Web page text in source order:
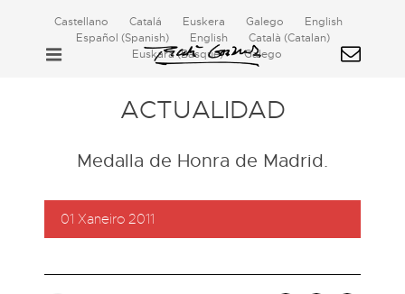
Castellano Catalá Euskera Galego
English
Español (Spanish) English Català (Catalan)
Euskara(Basque) Galego
ACTUALIDAD
Medalla de Honra de Madrid.
01 Xaneiro 2011